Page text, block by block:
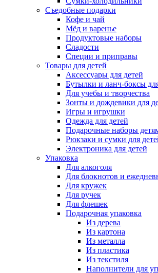
Съедобные подарки
Кофе и чай
Мёд и варенье
Продуктовые наборы
Сладости
Специи и приправы
Товары для детей
Аксессуары для детей
Бутылки и ланч-боксы
Для учебы и творчества
Зонты и дождевики для
Игры и игрушки
Одежда для детей
Подарочные наборы
Рюкзаки и сумки для
Электроника для детей
Упаковка
Для алкоголя
Для блокнотов и
Для кружек
Для ручек
Для флешек
Подарочная упаковка
Из дерева
Из картона
Из металла
Из пластика
Из текстиля
Наполнители для